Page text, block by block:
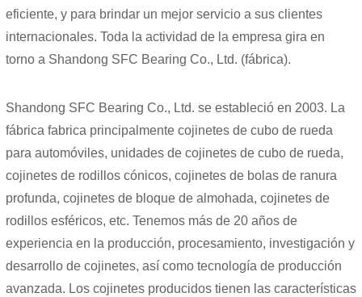
eficiente, y para brindar un mejor servicio a sus clientes
internacionales. Toda la actividad de la empresa gira en
torno a Shandong SFC Bearing Co., Ltd. (fábrica).
Shandong SFC Bearing Co., Ltd. se estableció en 2003. La
fábrica fabrica principalmente cojinetes de cubo de rueda
para automóviles, unidades de cojinetes de cubo de rueda,
cojinetes de rodillos cónicos, cojinetes de bolas de ranura
profunda, cojinetes de bloque de almohada, cojinetes de
rodillos esféricos, etc. Tenemos más de 20 años de
experiencia en la producción, procesamiento, investigación y
desarrollo de cojinetes, así como tecnología de producción
avanzada. Los cojinetes producidos tienen las características